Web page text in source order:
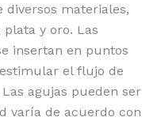
materiales,
y oro. Las
insertan en puntos
el flujo de
agujas pueden ser
varía de acuerdo con